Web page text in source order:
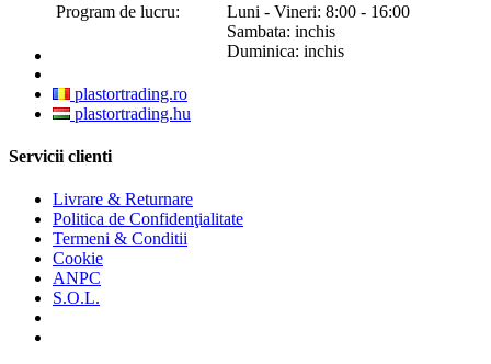
Program de lucru:
Luni - Vineri: 8:00 - 16:00
Sambata: inchis
Duminica: inchis
plastortrading.ro
plastortrading.hu
Servicii clienti
Livrare & Returnare
Politica de Confidenţialitate
Termeni & Conditii
Cookie
ANPC
S.O.L.